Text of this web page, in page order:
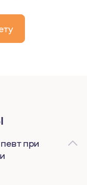
при